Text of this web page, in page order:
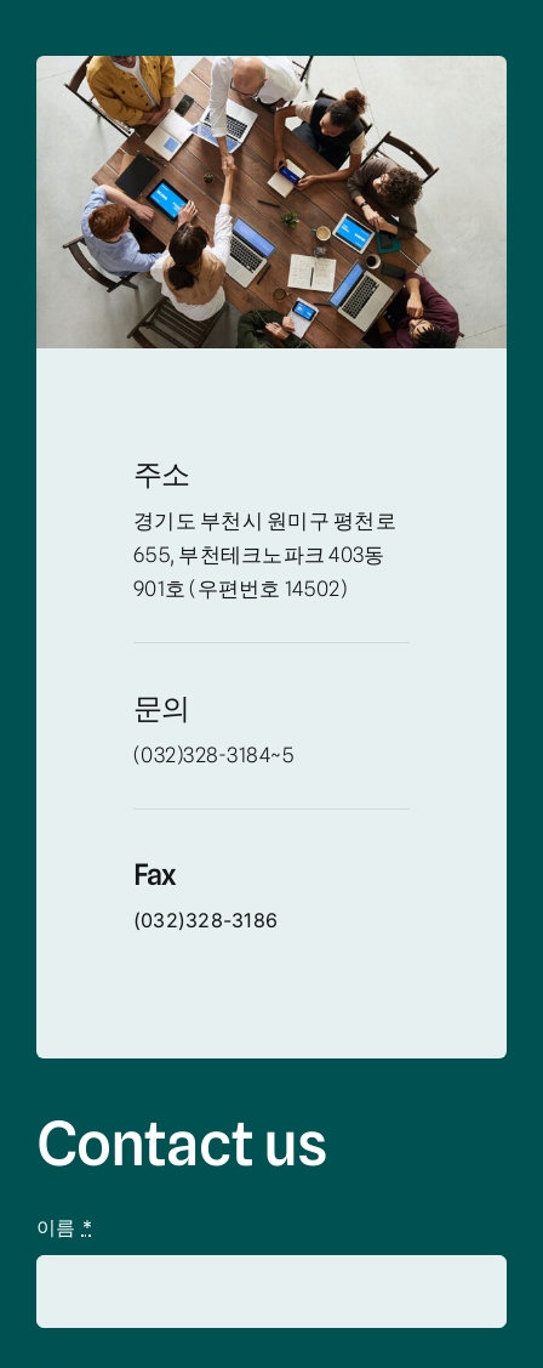
주소
경기도 부천시 원미구 평천로
655, 부천테크노파크 403동
901호 (우편번호 14502)
문의
(032)328-3184~5
Fax
(032)328-3186
Contact us
이름 *